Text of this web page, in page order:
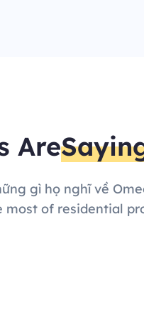
Are
gì họ nghĩ về
most of residential